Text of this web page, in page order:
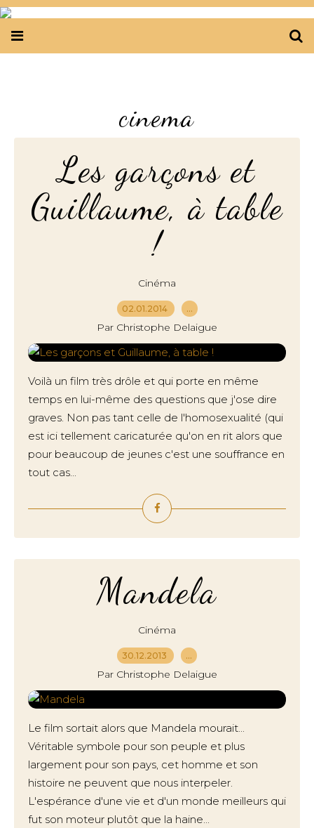
cinema
Les garçons et
Guillaume, à table
!
Cinéma
02.01.2014 …
Par Christophe Delaigue
Voilà un film très drôle et qui porte en même
temps en lui-même des questions que j'ose dire
graves. Non pas tant celle de l'homosexualité (qui
est ici tellement caricaturée qu'on en rit alors que
pour beaucoup de jeunes c'est une souffrance en
tout cas...
Mandela
Cinéma
30.12.2013 …
Par Christophe Delaigue
Le film sortait alors que Mandela mourait...
Véritable symbole pour son peuple et plus
largement pour son pays, cet homme et son
histoire ne peuvent que nous interpeler.
L'espérance d'une vie et d'un monde meilleurs qui
fut son moteur plutôt que la haine...